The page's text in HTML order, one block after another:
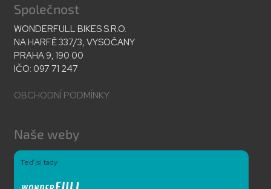
Společnost
WONDERFULL BIKES S.R.O.
NA HARFĚ 337/3, VYSOČANY
PRAHA 9, 190 00
IČO: 097 71 247
OBCHODNÍ PODMÍNKY
Naše weby
Teď jsi tady